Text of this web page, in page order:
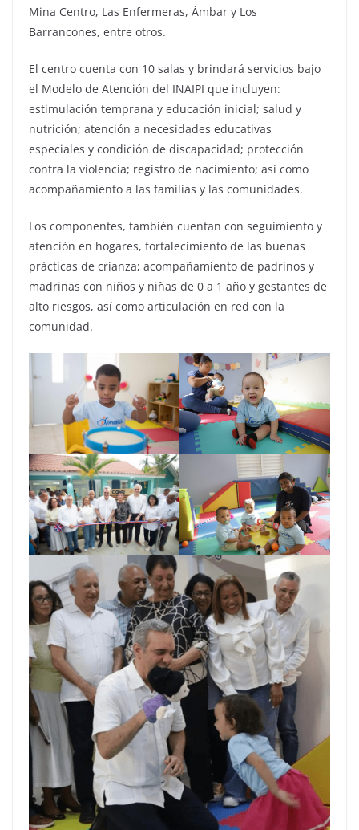
Mina Centro, Las Enfermeras, Ámbar y Los
Barrancones, entre otros.
El centro cuenta con 10 salas y brindará servicios bajo
el Modelo de Atención del INAIPI que incluyen:
estimulación temprana y educación inicial; salud y
nutrición; atención a necesidades educativas
especiales y condición de discapacidad; protección
contra la violencia; registro de nacimiento; así como
acompañamiento a las familias y las comunidades.
Los componentes, también cuentan con seguimiento y
atención en hogares, fortalecimiento de las buenas
prácticas de crianza; acompañamiento de padrinos y
madrinas con niños y niñas de 0 a 1 año y gestantes de
alto riesgos, así como articulación en red con la
comunidad.